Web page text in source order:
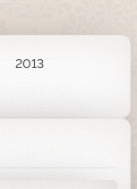
2013